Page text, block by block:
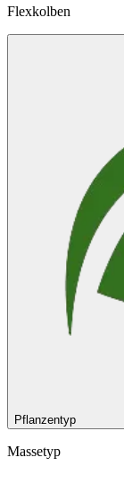
Flexkolben
Pflanzentyp
Massetyp